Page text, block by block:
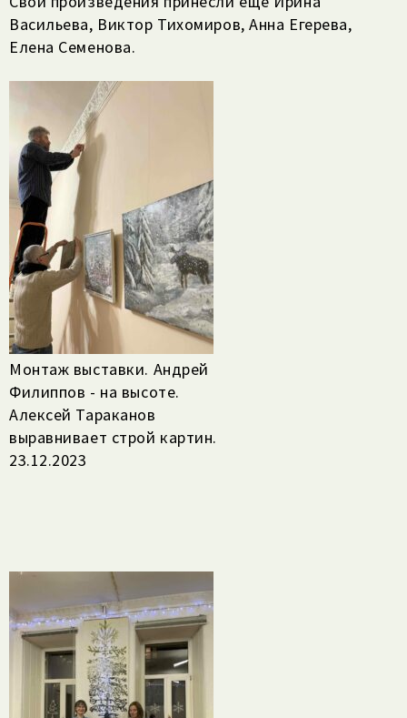
Васильева, Виктор Тихомиров, Анна Егерева,
Елена Семенова.
Монтаж выставки. Андрей
Филиппов - на высоте.
Алексей Тараканов
выравнивает строй картин.
23.12.2023